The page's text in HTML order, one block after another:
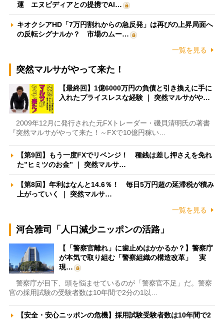
運 エヌビディアとの提携でAI…
キオクシアHD「7万円割れからの急反発」は再びの上昇局面へ
の反転シグナルか？ 市場のムー…
一覧を見る
突然マルサがやって来た！
【最終回】1億6000万円の負債と引き換えに手に
入れたプライスレスな経験 ｜ 突然マルサがや…
2009年12月に発行された元FXトレーダー・磯貝清明氏の著書
『突然マルサがやって来た！～FXで10億円稼い…
【第9回】もう一度FXでリベンジ！ 種銭は差し押さえを免れ
た”ヒミツのお金” ｜ 突然マルサ…
【第8回】年利はなんと14.6％！ 毎日5万円超の延滞税が積み
上がっていく ｜ 突然マルサ…
一覧を見る
河合雅司「人口減少ニッポンの活路」
【「警察官離れ」に歯止めはかかるか？】警察庁
が本気で取り組む「警察組織の構造改革」 実
現…
警察庁が目下、頭を悩ませているのが「警察官不足」だ。警察
官の採用試験の受験者数は10年間で2分の1以…
【安全・安心ニッポンの危機】採用試験受験者数は10年間で2